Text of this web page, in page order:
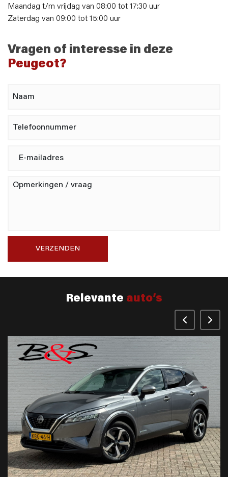
Maandag t/m vrijdag van 08:00 tot 17:30 uur
Zaterdag van 09:00 tot 15:00 uur
Vragen of interesse in deze
Peugeot?
VERZENDEN
Relevante auto’s